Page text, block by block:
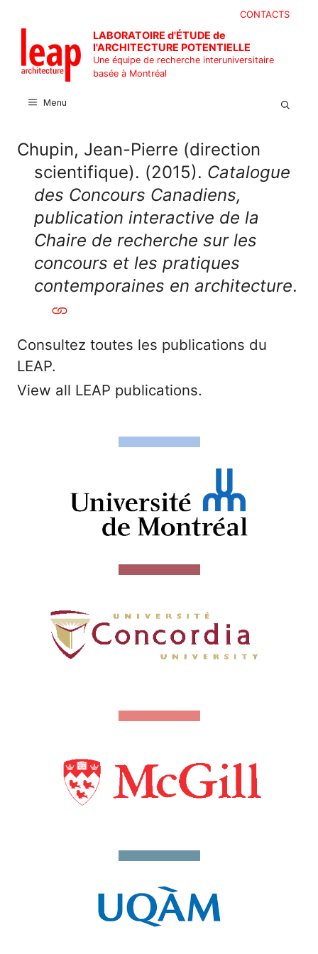
contenu
CONTACTS
LABORATOIRE d'ÉTUDE de
l'ARCHITECTURE POTENTIELLE
Une équipe de recherche interuniversitaire
basée à Montréal
Menu
Chupin, Jean-Pierre (direction
scientifique). (2015). Catalogue
des Concours Canadiens,
publication interactive de la
Chaire de recherche sur les
concours et les pratiques
contemporaines en architecture.
Consultez toutes les publications du
LEAP.
View all LEAP publications.